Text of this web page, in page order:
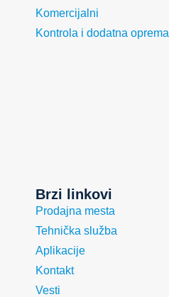
Komercijalni
Kontrola i dodatna oprema
Brzi linkovi
Prodajna mesta
Tehnička služba
Aplikacije
Kontakt
Vesti